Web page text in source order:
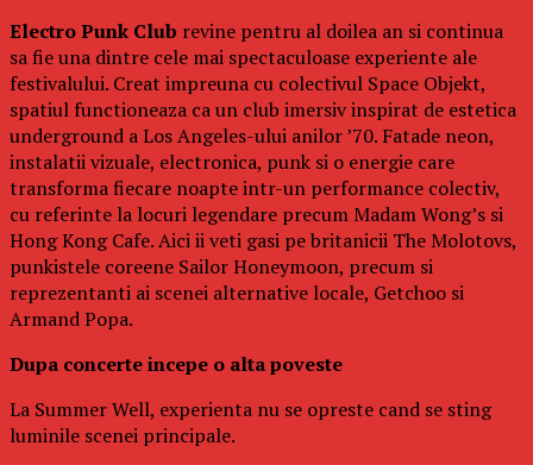
Electro Punk Club revine pentru al doilea an si continua
sa fie una dintre cele mai spectaculoase experiente ale
festivalului. Creat impreuna cu colectivul Space Objekt,
spatiul functioneaza ca un club imersiv inspirat de estetica
underground a Los Angeles-ului anilor ’70. Fatade neon,
instalatii vizuale, electronica, punk si o energie care
transforma fiecare noapte intr-un performance colectiv,
cu referinte la locuri legendare precum Madam Wong’s si
Hong Kong Cafe. Aici ii veti gasi pe britanicii The Molotovs,
punkistele coreene Sailor Honeymoon, precum si
reprezentanti ai scenei alternative locale, Getchoo si
Armand Popa.
Dupa concerte incepe o alta poveste
La Summer Well, experienta nu se opreste cand se sting
luminile scenei principale.